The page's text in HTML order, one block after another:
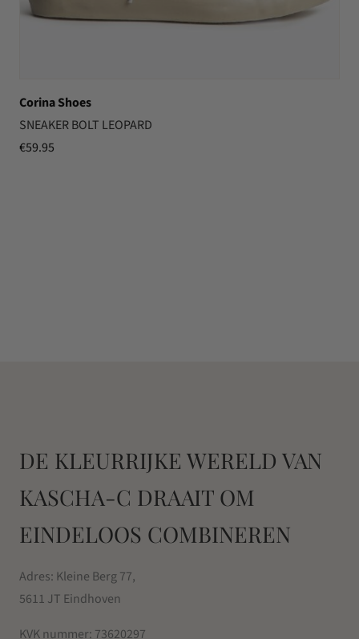
Corina Shoes
SNEAKER BOLT LEOPARD
€59.95
DE KLEURRIJKE WERELD VAN
KASCHA-C DRAAIT OM
EINDELOOS COMBINEREN
Adres: Kleine Berg 77,
5611 JT Eindhoven
KVK nummer: 73620297